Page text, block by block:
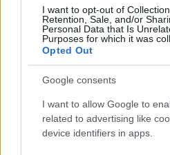
I want to opt-out of
Retention, Sale, and/or
Personal Data that Is
Purposes for which it was
Opted Out
Google consents
I want to allow Google to
related to advertising like
device identifiers in apps.